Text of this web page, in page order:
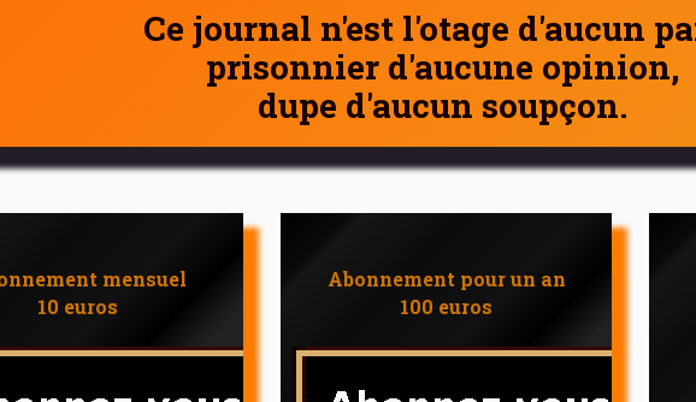
Ce journal n'est l'otage d'aucun
prisonnier d'aucune opinion,
dupe d'aucun soupçon.
mensuel
10 euros
Abonnement pour un an
100 euros